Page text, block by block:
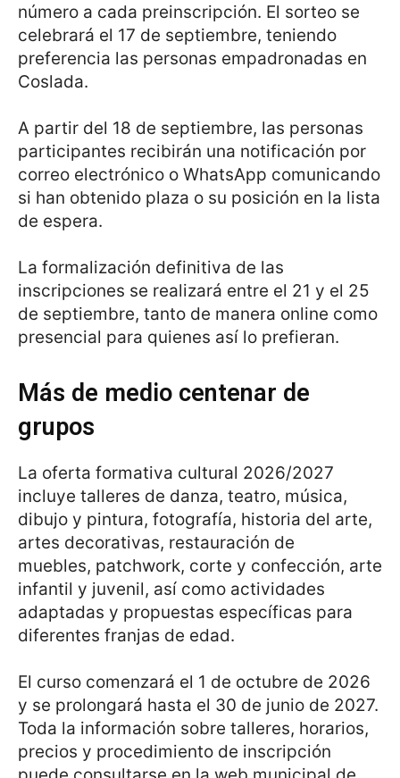
número a cada preinscripción. El sorteo se
celebrará el 17 de septiembre, teniendo
preferencia las personas empadronadas en
Coslada.
A partir del 18 de septiembre, las personas
participantes recibirán una notificación por
correo electrónico o WhatsApp comunicando
si han obtenido plaza o su posición en la lista
de espera.
La formalización definitiva de las
inscripciones se realizará entre el 21 y el 25
de septiembre, tanto de manera online como
presencial para quienes así lo prefieran.
Más de medio centenar de
grupos
La oferta formativa cultural 2026/2027
incluye talleres de danza, teatro, música,
dibujo y pintura, fotografía, historia del arte,
artes decorativas, restauración de
muebles, patchwork, corte y confección, arte
infantil y juvenil, así como actividades
adaptadas y propuestas específicas para
diferentes franjas de edad.
El curso comenzará el 1 de octubre de 2026
y se prolongará hasta el 30 de junio de 2027.
Toda la información sobre talleres, horarios,
precios y procedimiento de inscripción